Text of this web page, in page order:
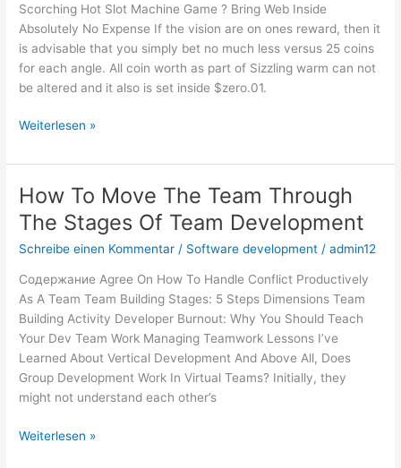
Scorching Hot Slot Machine Game ? Bring Web Inside
Absolutely No Expense If the vision are on ones reward, then it
is advisable that you simply bet no much less versus 25 coins
for each angle. All coin worth as part of Sizzling warm can not
be altered and it also is set inside $zero.01.
Bring
Web
Inside
Absolutely
No
Weiterlesen »
How To Move The Team Through
The Stages Of Team Development
Schreibe einen Kommentar / Software development /admin12
Содержание Agree On How To Handle Conflict Productively
As A Team Team Building Stages: 5 Steps Dimensions Team
Building Activity Developer Burnout: Why You Should Teach
Your Dev Team Work Managing Teamwork Lessons I’ve
Learned About Vertical Development And Above All, Does
Group Development Work In Virtual Teams? Initially, they
might not understand each other’s
How
To
Move
The
Through
Stages
Development
Weiterlesen »